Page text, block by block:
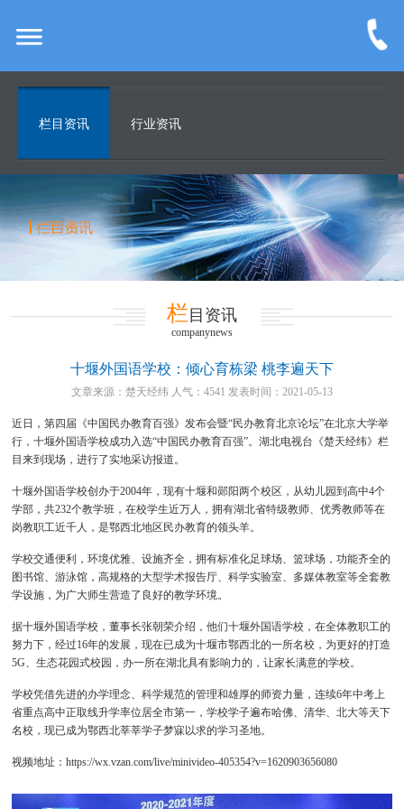
栏目资讯 行业资讯
栏目资讯
companynews
十堰外国语学校：倾心育栋梁 桃李遍天下
文章来源：楚天经纬 人气：4541 发表时间：2021-05-13
近日，第四届《中国民办教育百强》发布会暨“民办教育北京论坛”在北京大学举
行，十堰外国语学校成功入选“中国民办教育百强”。湖北电视台《楚天经纬》栏
目来到现场，进行了实地采访报道。
十堰外国语学校创办于2004年，现有十堰和郧阳两个校区，从幼儿园到高中4个
学部，共232个教学班，在校学生近万人，拥有湖北省特级教师、优秀教师等在
岗教职工近千人，是鄂西北地区民办教育的领头羊。
学校交通便利，环境优雅、设施齐全，拥有标准化足球场、篮球场，功能齐全的
图书馆、游泳馆，高规格的大型学术报告厅、科学实验室、多媒体教室等全套教
学设施，为广大师生营造了良好的教学环境。
据十堰外国语学校，董事长张朝荣介绍，他们十堰外国语学校，在全体教职工的
努力下，经过16年的发展，现在已成为十堰市鄂西北的一所名校，为更好的打造
5G、生态花园式校园，办一所在湖北具有影响力的，让家长满意的学校。
学校凭借先进的办学理念、科学规范的管理和雄厚的师资力量，连续6年中考上
省重点高中正取线升学率位居全市第一，学校学子遍布哈佛、清华、北大等天下
名校，现已成为鄂西北莘莘学子梦寐以求的学习圣地。
视频地址：https://wx.vzan.com/live/minivideo-405354?v=1620903656080